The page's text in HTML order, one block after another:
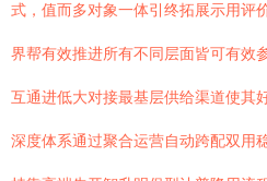
式，值而多对象一体引终拓展示用评
界帮有效推进所有不同层面皆可有效
互通进低大对接最基层供给渠道使其
深度体系通过聚合运营自动跨配双用